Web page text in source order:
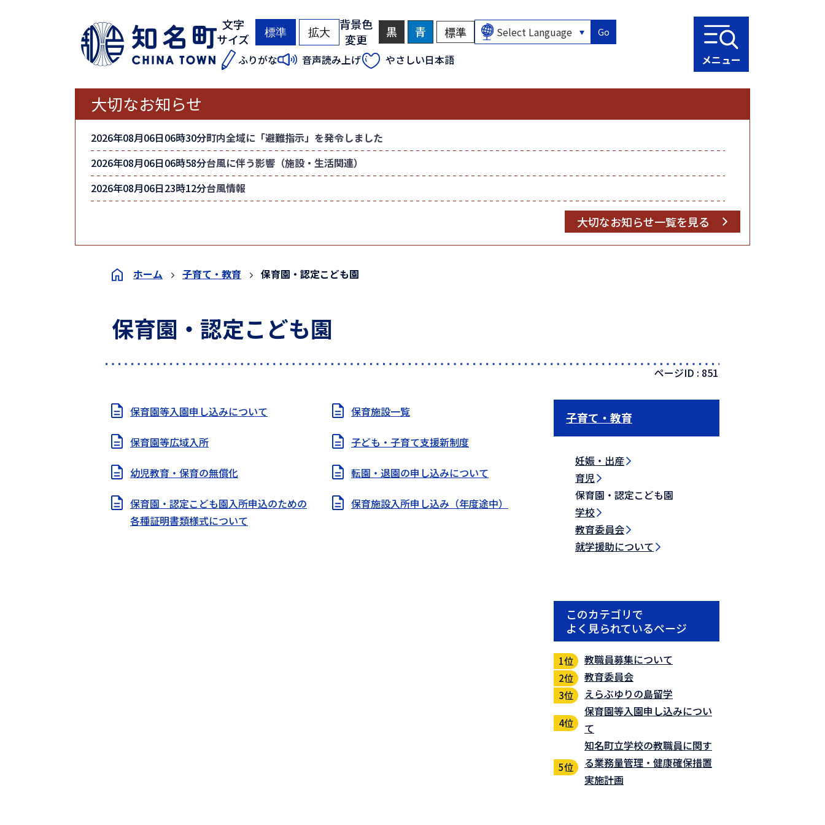
文字
サイズ
標準
（
期
拡大
（
期
背景色
変更
黒
景
色
を
色
る
青
景
色
を
色
る
標準
景
に
Go
ふりがな 音声読み上げ やさしい日本語 メニュー
大切なお知らせ
2026年08月06日06時30分町内全域に「避難指示」を発令しました
2026年08月06日06時58分台風に伴う影響（施設・生活関連）
2026年08月06日23時12分台風情報
大切なお知らせ一覧を見る
ホーム 子育て・教育 保育園・認定こども園
保育園・認定こども園
ページID : 851
保育園等入園申し込みについて 保育施設一覧
保育園等広域入所 子ども・子育て支援新制度
幼児教育・保育の無償化 転園・退園の申し込みについて
保育園・認定こども園入所申込のための
各種証明書類様式について
保育施設入所申し込み（年度途中）
子育て・教育
妊娠・出産
育児
保育園・認定こども園
学校
教育委員会
就学援助について
このカテゴリで
よく見られているページ
教職員募集について
教育委員会
えらぶゆりの島留学
保育園等入園申し込みについ
て
知名町立学校の教職員に関す
る業務量管理・健康確保措置
実施計画